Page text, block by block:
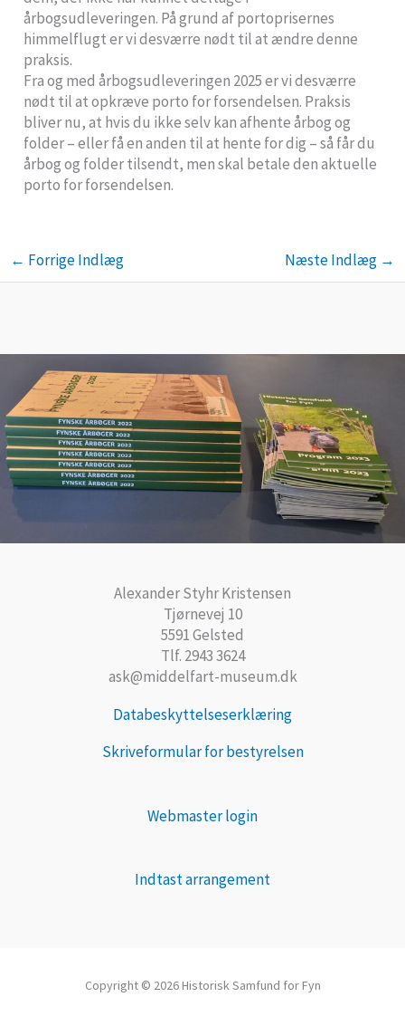
årbogsudleveringen. På grund af portoprisernes
himmelflugt er vi desværre nødt til at ændre denne
praksis.
Fra og med årbogsudleveringen 2025 er vi desværre
nødt til at opkræve porto for forsendelsen. Praksis
bliver nu, at hvis du ikke selv kan afhente årbog og
folder – eller få en anden til at hente for dig – så får du
årbog og folder tilsendt, men skal betale den aktuelle
porto for forsendelsen.
← Forrige Indlæg Næste Indlæg →
Alexander Styhr Kristensen
Tjørnevej 10
5591 Gelsted
Tlf. 2943 3624
ask@middelfart-museum.dk
Databeskyttelseserklæring
Skriveformular for bestyrelsen
Webmaster login
Indtast arrangement
Copyright © 2026 Historisk Samfund for Fyn